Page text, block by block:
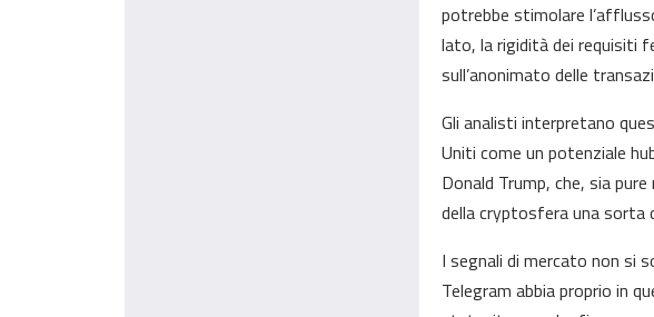
potrebbe stimolare
lato, la rigidità dei requisiti
sull’anonimato delle
Gli analisti interpretano
Uniti come un potenziale
Donald Trump, che, sia
della cryptosfera una sorta
I segnali di mercato non si
Telegram abbia proprio in